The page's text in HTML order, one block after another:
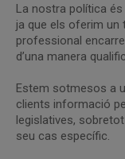
La nostra política
ja que els oferim un
professional
d’una manera
Estem sotmesos a
clients informació
legislatives,
seu cas específic.